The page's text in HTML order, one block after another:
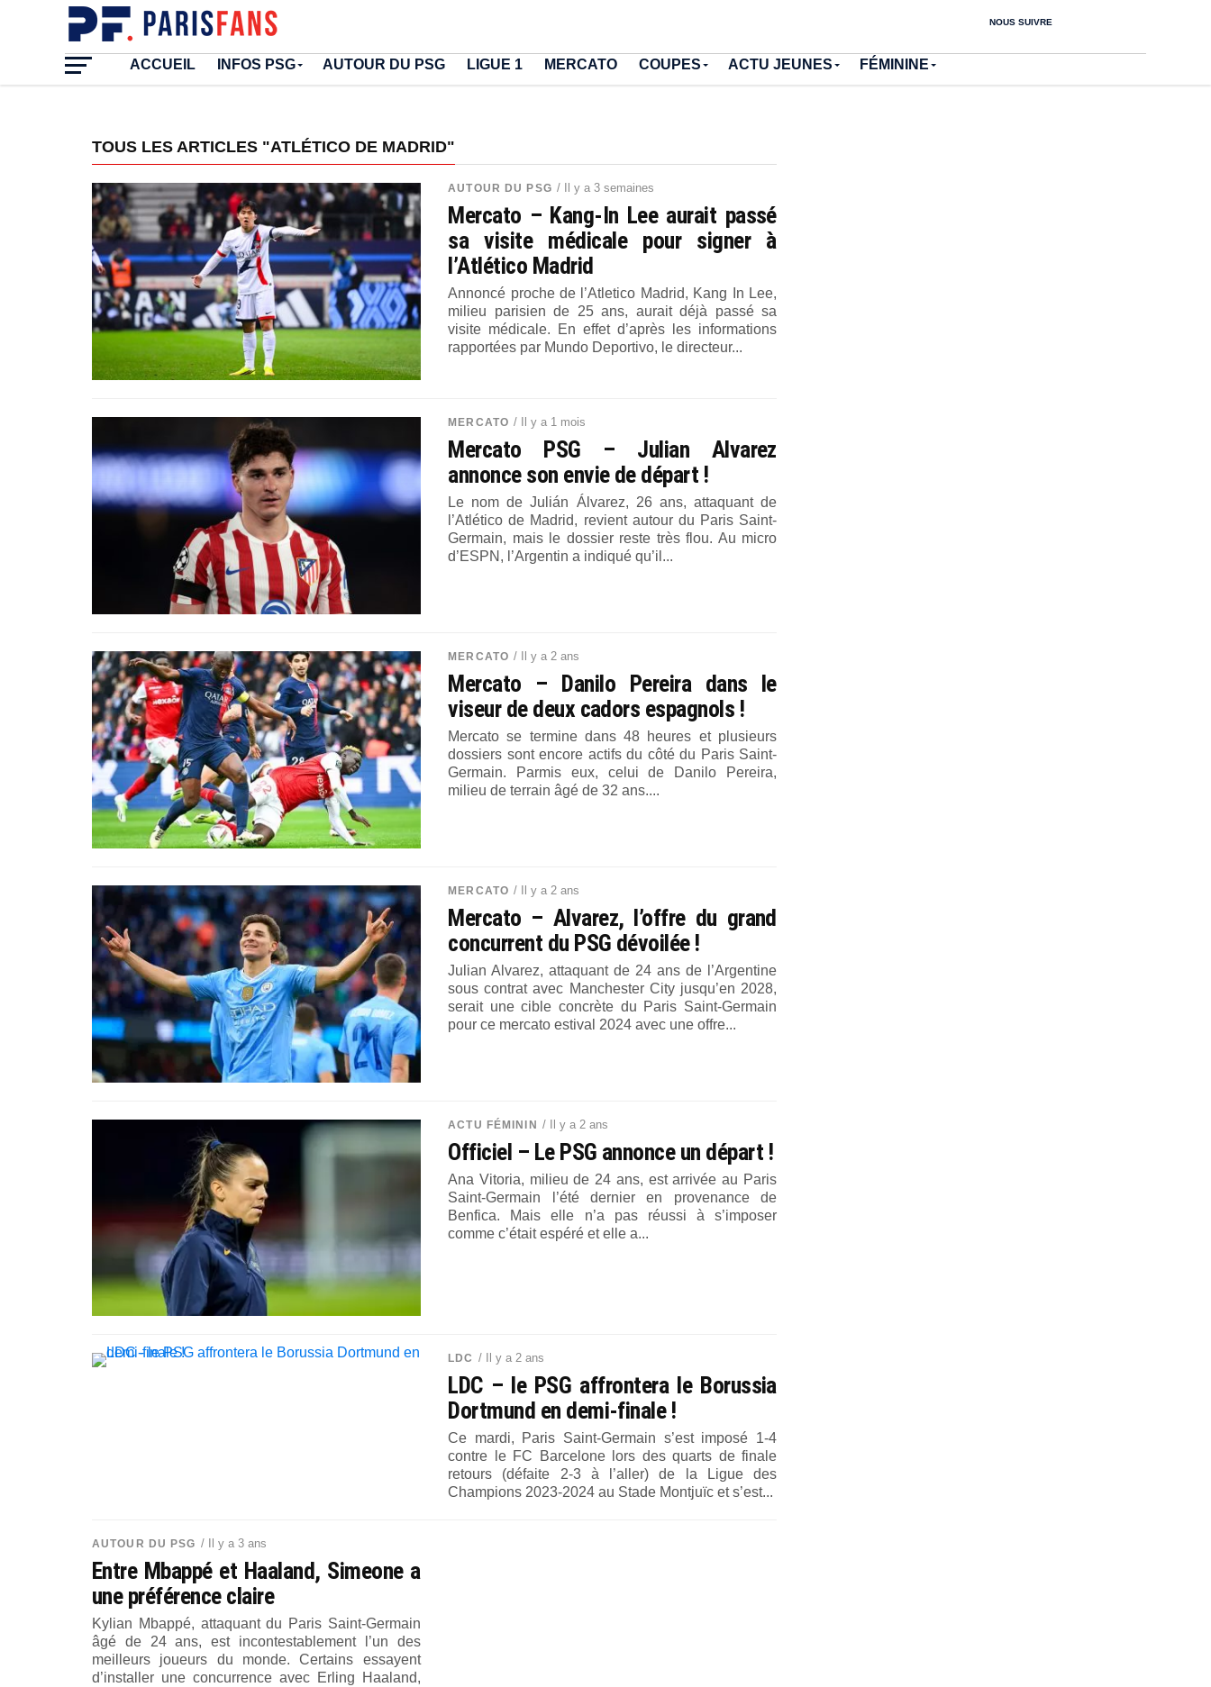
NOUS SUIVRE
ACCUEIL INFOS PSG AUTOUR DU PSG LIGUE 1 MERCATO COUPES ACTU JEUNES FÉMININE
TOUS LES ARTICLES "ATLÉTICO DE MADRID"
AUTOUR DU PSG / Il y a 3 semaines
Mercato – Kang-In Lee aurait passé
sa visite médicale pour signer à
l’Atlético Madrid
Annoncé proche de l’Atletico Madrid, Kang In Lee,
milieu parisien de 25 ans, aurait déjà passé sa
visite médicale. En effet d’après les informations
rapportées par Mundo Deportivo, le directeur...
MERCATO / Il y a 1 mois
Mercato PSG – Julian Alvarez
annonce son envie de départ !
Le nom de Julián Álvarez, 26 ans, attaquant de
l’Atlético de Madrid, revient autour du Paris Saint-
Germain, mais le dossier reste très flou. Au micro
d’ESPN, l’Argentin a indiqué qu’il...
MERCATO / Il y a 2 ans
Mercato – Danilo Pereira dans le
viseur de deux cadors espagnols !
Mercato se termine dans 48 heures et plusieurs
dossiers sont encore actifs du côté du Paris Saint-
Germain. Parmis eux, celui de Danilo Pereira,
milieu de terrain âgé de 32 ans....
MERCATO / Il y a 2 ans
Mercato – Alvarez, l’offre du grand
concurrent du PSG dévoilée !
Julian Alvarez, attaquant de 24 ans de l’Argentine
sous contrat avec Manchester City jusqu’en 2028,
serait une cible concrète du Paris Saint-Germain
pour ce mercato estival 2024 avec une offre...
ACTU FÉMININ / Il y a 2 ans
Officiel – Le PSG annonce un départ !
Ana Vitoria, milieu de 24 ans, est arrivée au Paris
Saint-Germain l’été dernier en provenance de
Benfica. Mais elle n’a pas réussi à s’imposer
comme c’était espéré et elle a...
LDC / Il y a 2 ans
LDC – le PSG affrontera le Borussia
Dortmund en demi-finale !
Ce mardi, Paris Saint-Germain s’est imposé 1-4
contre le FC Barcelone lors des quarts de finale
retours (défaite 2-3 à l’aller) de la Ligue des
Champions 2023-2024 au Stade Montjuïc et s’est...
AUTOUR DU PSG / Il y a 3 ans
Entre Mbappé et Haaland, Simeone a
une préférence claire
Kylian Mbappé, attaquant du Paris Saint-Germain
âgé de 24 ans, est incontestablement l’un des
meilleurs joueurs du monde. Certains essayent
d’installer une concurrence avec Erling Haaland,